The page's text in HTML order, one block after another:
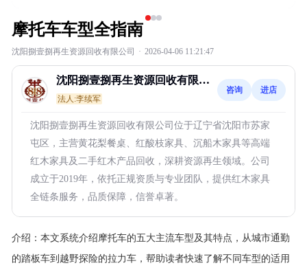
摩托车车型全指南
沈阳捌壹捌再生资源回收有限公司 · 2026-04-06 11:21:47
沈阳捌壹捌再生资源回收有限公
司
法人:李续军
咨询 进店
沈阳捌壹捌再生资源回收有限公司位于辽宁省沈阳市苏家
屯区，主营黄花梨餐桌、红酸枝家具、沉船木家具等高端
红木家具及二手红木产品回收，深耕资源再生领域。公司
成立于2019年，依托正规资质与专业团队，提供红木家具
全链条服务，品质保障，信誉卓著。
介绍： 本文系统介绍摩托车的五大主流车型及其特点，从城市通勤
的踏板车到越野探险的拉力车，帮助读者快速了解不同车型的适用